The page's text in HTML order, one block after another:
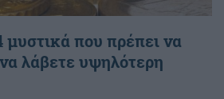
μυστικά που πρέπει να
λάβετε υψηλότερη